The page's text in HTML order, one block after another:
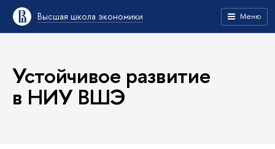
Высшая школа экономики Меню
Устойчивое развитие
в НИУ ВШЭ